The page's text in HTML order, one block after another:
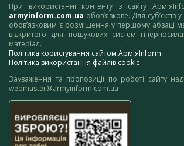
При використанні контенту з сайту
armyinform.com.ua обов’язкове. Для суб’єктів
обов’язковим є розміщення у першому абзаці
відкритого для пошукових систем
матеріал.
Політика користування сайтом АрміяInform
Політика використання файлів cookie
Зауваження та пропозиції по роботі сайту
webmaster@armyinform.com.ua